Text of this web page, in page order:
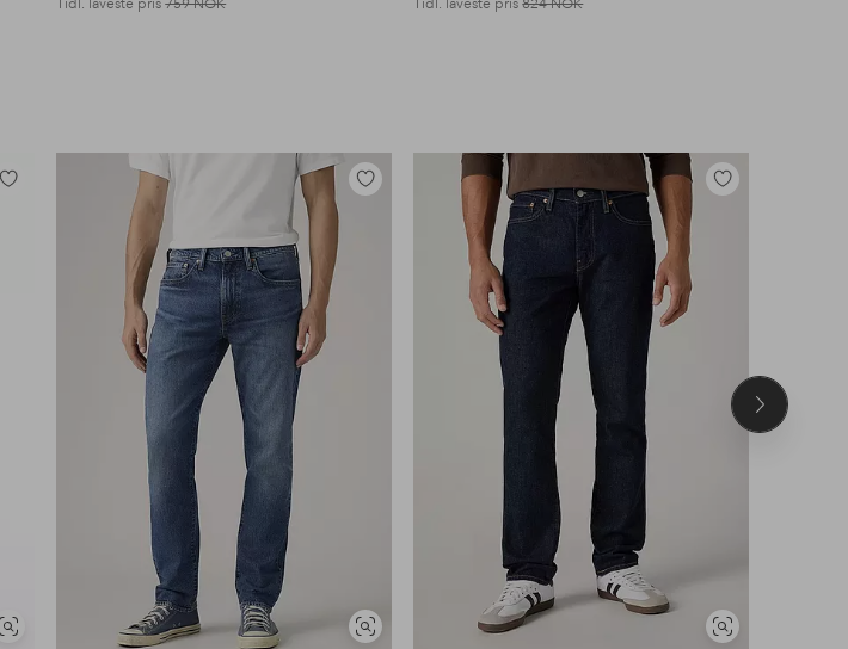
Tidl. laveste pris759 NOK Tidl. laveste pris824 NOK
Vis
Legg
Vis
Legg
Vis
Legg
Neste